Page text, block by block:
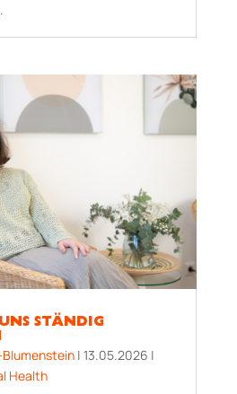
STÄNDIG
| 13.05.2026 |
Health